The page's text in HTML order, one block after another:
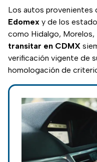
Los autos provenientes
Edomex y de los
como Hidalgo, Morelos,
transitar en CDMX
verificación vigente de
homologación de